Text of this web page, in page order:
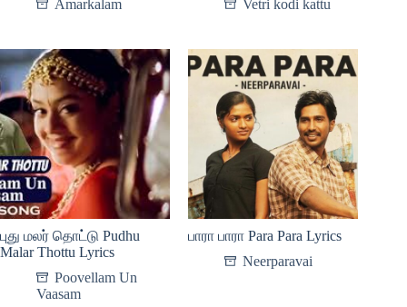
Amarkalam Vetri kodi kattu
புது மலர் தொட்டு Pudhu
Malar Thottu Lyrics
Poovellam Un
Vaasam
பாரா பாரா Para Para Lyrics
Neerparavai